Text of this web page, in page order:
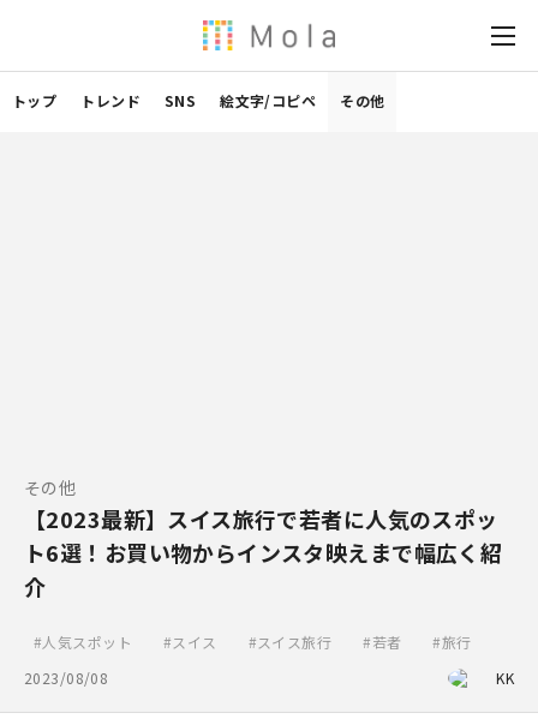
トップ トレンド SNS 絵文字/コピペ その他
その他
【2023最新】スイス旅行で若者に人気のスポッ
ト6選！お買い物からインスタ映えまで幅広く紹
介
人気スポット スイス スイス旅行 若者
旅行
2023/08/08
KK